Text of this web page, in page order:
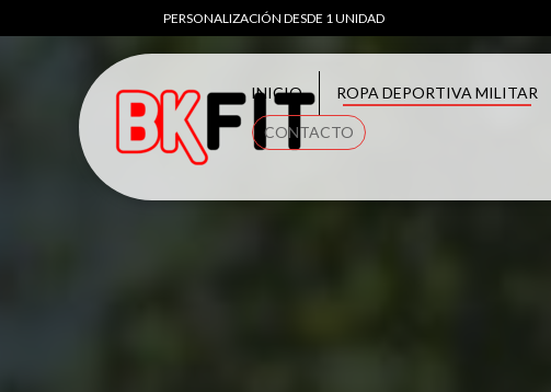
PERSONALIZACIÓN DESDE 1 UNIDAD
INICIO ROPA DEPORTIVA MILITAR
CONTACTO